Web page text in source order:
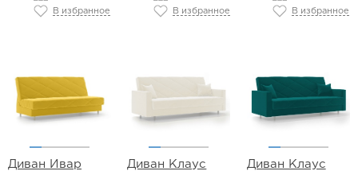
В избранное В избранное В избранное
Диван Ивар
Диван Клаус
Диван Клаус